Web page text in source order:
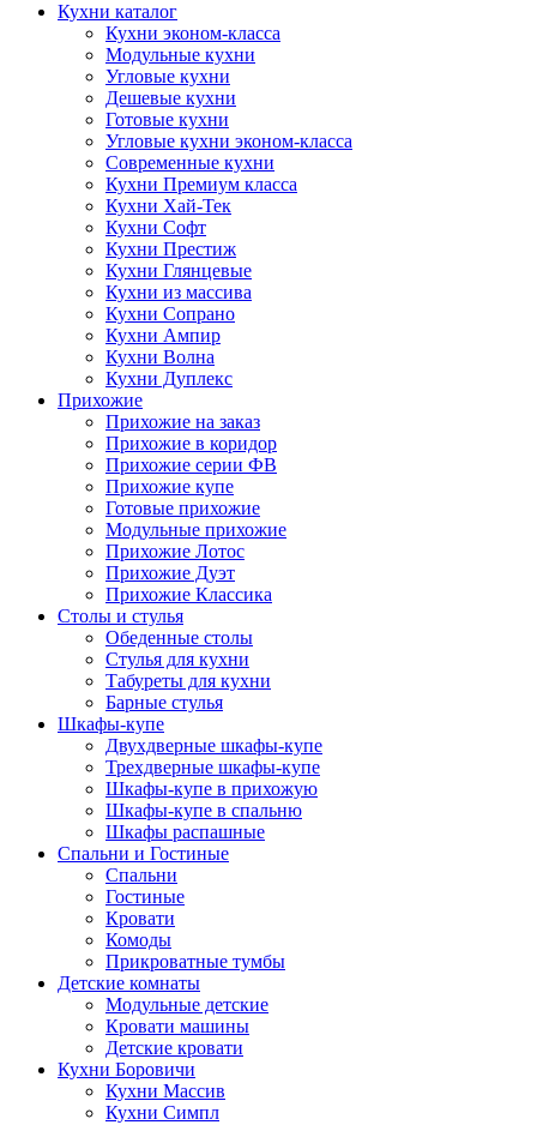
Кухни каталог
Кухни эконом-класса
Модульные кухни
Угловые кухни
Дешевые кухни
Готовые кухни
Угловые кухни эконом-класса
Современные кухни
Кухни Премиум класса
Кухни Хай-Тек
Кухни Софт
Кухни Престиж
Кухни Глянцевые
Кухни из массива
Кухни Сопрано
Кухни Ампир
Кухни Волна
Кухни Дуплекс
Прихожие
Прихожие на заказ
Прихожие в коридор
Прихожие серии ФВ
Прихожие купе
Готовые прихожие
Модульные прихожие
Прихожие Лотос
Прихожие Дуэт
Прихожие Классика
Столы и стулья
Обеденные столы
Стулья для кухни
Табуреты для кухни
Барные стулья
Шкафы-купе
Двухдверные шкафы-купе
Трехдверные шкафы-купе
Шкафы-купе в прихожую
Шкафы-купе в спальню
Шкафы распашные
Спальни и Гостиные
Спальни
Гостиные
Кровати
Комоды
Прикроватные тумбы
Детские комнаты
Модульные детские
Кровати машины
Детские кровати
Кухни Боровичи
Кухни Массив
Кухни Симпл